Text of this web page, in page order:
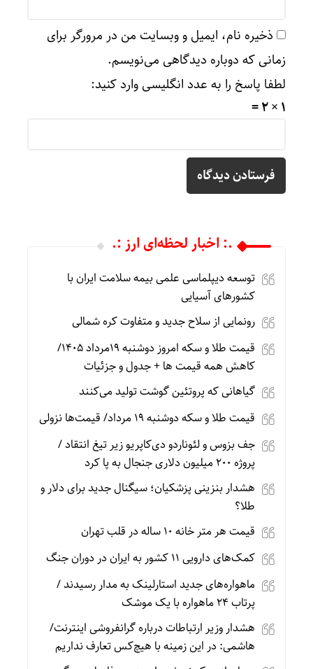
ذخیره نام، ایمیل و وبسایت من در مرورگر برای
زمانی که دوباره دیدگاهی می‌نویسم.
لطفا پاسخ را به عدد انگلیسی وارد کنید:
1 × 2 =
.: اخبار لحظه‌ای ارز :.
توسعه دیپلماسی علمی بیمه سلامت ایران با
کشورهای آسیایی
رونمایی از سلاح جدید و متفاوت کره شمالی
قیمت طلا و سکه امروز دوشنبه 19مرداد 1405/
کاهش همه قیمت ها + جدول و جزئیات
گیاهانی که پروتئین گوشت تولید می‌کنند
قیمت طلا و سکه دوشنبه 19 مرداد/ قیمت‌ها نزولی
جف بزوس و لئوناردو دی‌کاپریو زیر تیغ انتقاد /
پروژه ۲۰۰ میلیون دلاری جنجال به پا کرد
هشدار بنزینی پزشکیان؛ سیگنال جدید برای دلار و
طلا؟
قیمت هر متر خانه ۱۰ ساله در قلب تهران
کمک‌های دارویی ۱۱ کشور به ایران در دوران جنگ
ماهواره‌های جدید استارلینک به مدار رسیدند /
پرتاب ۲۴ ماهواره با یک موشک
هشدار وزیر ارتباطات درباره گرانفروشی اینترنت/
هاشمی: در این زمینه با هیچ‌کس تعارف نداریم